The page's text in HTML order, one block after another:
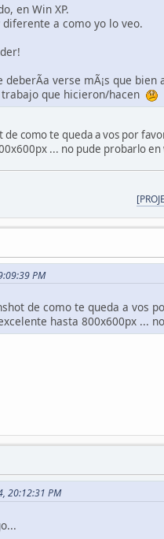
en Win XP.
diferente a como yo lo veo.
deberÃ­a verse mÃ¡s que
que hicieron/hacen
de como te queda a vos por
... no pude probarlo en
PM
de como te queda a vos
hasta 800x600px ...
20:12:31 PM